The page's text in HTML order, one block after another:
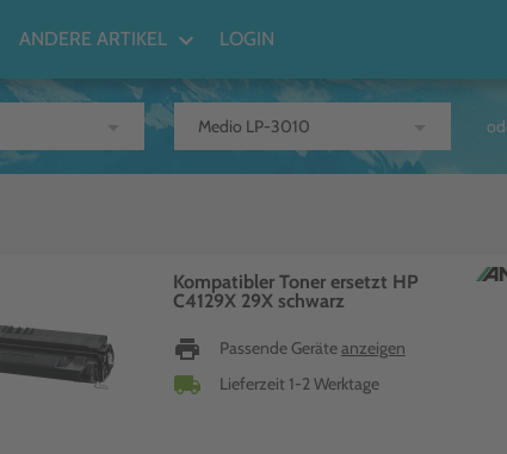
ANDERE ARTIKEL keyboard_arrow_down LOGIN
Kompatibler Toner ersetzt HP
C4129X 29X schwarz
print Passende Geräteanzeigen
local_shipping Lieferzeit 1-2 Werktage